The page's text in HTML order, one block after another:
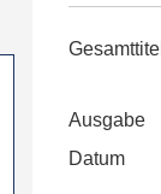
Gesamttitel
Ausgabe
Datum